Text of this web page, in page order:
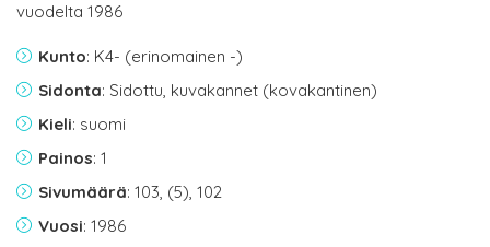
vuodelta 1986
Kunto: K4- (erinomainen -)
Sidonta: Sidottu, kuvakannet (kovakantinen)
Kieli: suomi
Painos: 1
Sivumäärä: 103, (5), 102
Vuosi: 1986